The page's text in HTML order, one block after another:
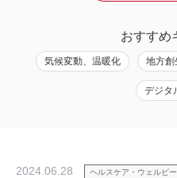
おすすめ
気候変動、温暖化 地方創
デジタ
2024.06.28 ヘルスケア・ウェルビ